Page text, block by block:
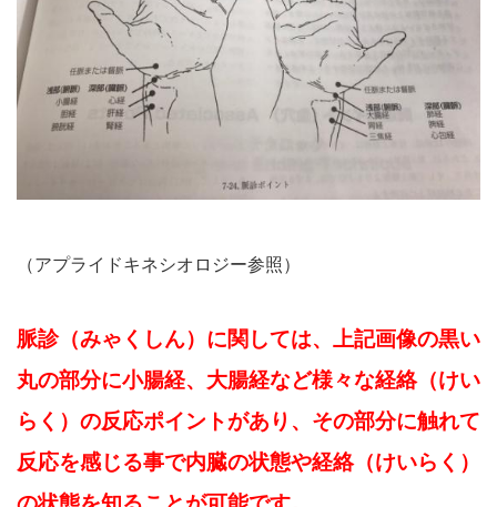
（アプライドキネシオロジー参照）
脈診（みゃくしん）に関しては、上記画像の黒い
丸の部分に小腸経、大腸経など様々な経絡（けい
らく）の反応ポイントがあり、その部分に触れて
反応を感じる事で内臓の状態や経絡（けいらく）